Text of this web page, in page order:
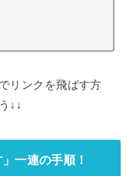
リンクを飛ばす方
↓↓
一連の手順！